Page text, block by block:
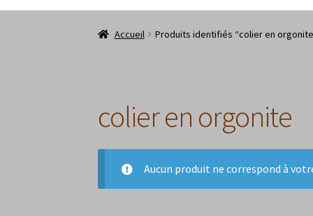
Accueil Produits identifiés “colier en
colier en orgonite
Aucun produit ne correspond à